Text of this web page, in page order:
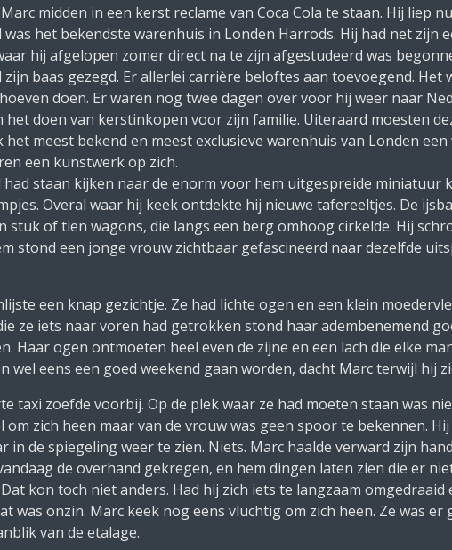
midden in een kerst reclame van Coca Cola te staan. Hij liep
het bekendste warenhuis in Londen Harrods. Hij had net zijn
hij afgelopen zomer direct na te zijn afgestudeerd was
zijn baas gezegd. Er allerlei carrière beloftes aan toevoegend.
doen. Er waren nog twee dagen over voor hij weer naar
het doen van kerstinkopen voor zijn familie. Uiteraard moesten
meest bekend en meest exclusieve warenhuis van Londen
een kunstwerk op zich.
staan kijken naar de enorm voor hem uitgespreide miniatuur
Overal waar hij keek ontdekte hij nieuwe tafereeltjes. De
stuk of tien wagons, die langs een berg omhoog cirkelde. Hij
stond een jonge vrouw zichtbaar gefascineerd naar dezelfde
een knap gezichtje. Ze had lichte ogen en een klein
ze iets naar voren had getrokken stond haar adembenemend
Haar ogen ontmoeten heel even de zijne en een lach die elke
wel eens een goed weekend gaan worden, dacht Marc terwijl hij
taxi zoefde voorbij. Op de plek waar ze had moeten staan was
om zich heen maar van de vrouw was geen spoor te bekennen.
in de spiegeling weer te zien. Niets. Marc haalde verward zijn
de overhand gekregen, en hem dingen laten zien die er
kon toch niet anders. Had hij zich iets te langzaam omgedraaid
was onzin. Marc keek nog eens vluchtig om zich heen. Ze was
van de etalage.